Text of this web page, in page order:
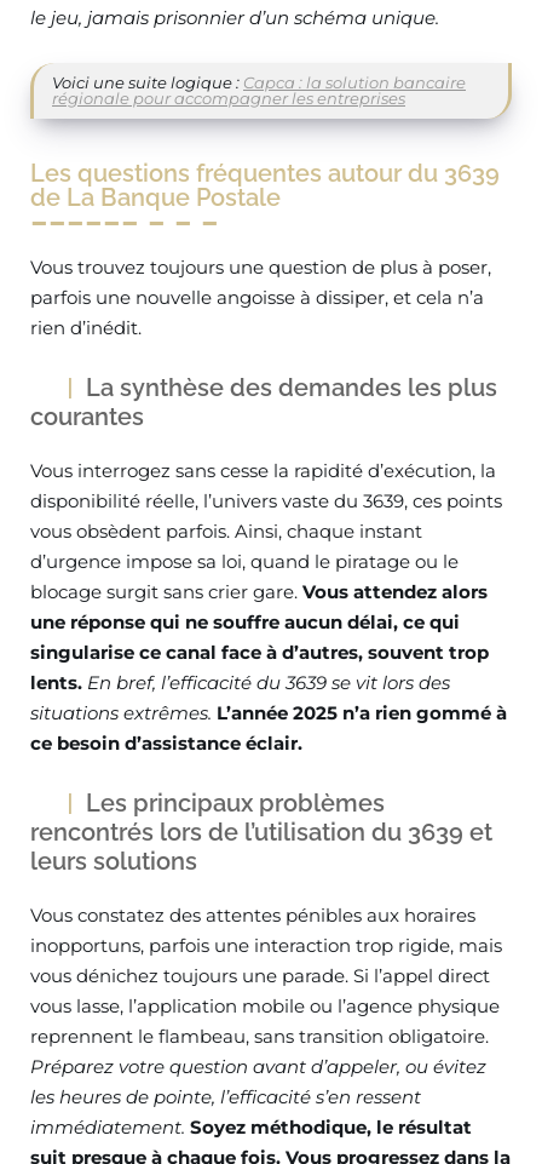
le jeu, jamais prisonnier d’un schéma unique.
Voici une suite logique : Capca : la solution bancaire
régionale pour accompagner les entreprises
Les questions fréquentes autour du 3639
de La Banque Postale
Vous trouvez toujours une question de plus à poser,
parfois une nouvelle angoisse à dissiper, et cela n’a
rien d’inédit.
La synthèse des demandes les plus
courantes
Vous interrogez sans cesse la rapidité d’exécution, la
disponibilité réelle, l’univers vaste du 3639, ces points
vous obsèdent parfois. Ainsi, chaque instant
d’urgence impose sa loi, quand le piratage ou le
blocage surgit sans crier gare. Vous attendez alors
une réponse qui ne souffre aucun délai, ce qui
singularise ce canal face à d’autres, souvent trop
lents. En bref, l’efficacité du 3639 se vit lors des
situations extrêmes. L’année 2025 n’a rien gommé à
ce besoin d’assistance éclair.
Les principaux problèmes
rencontrés lors de l’utilisation du 3639 et
leurs solutions
Vous constatez des attentes pénibles aux horaires
inopportuns, parfois une interaction trop rigide, mais
vous dénichez toujours une parade. Si l’appel direct
vous lasse, l’application mobile ou l’agence physique
reprennent le flambeau, sans transition obligatoire.
Préparez votre question avant d’appeler, ou évitez
les heures de pointe, l’efficacité s’en ressent
immédiatement. Soyez méthodique, le résultat
suit presque à chaque fois. Vous progressez dans la